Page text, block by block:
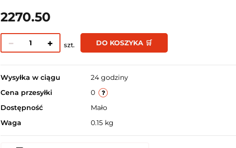
2270.50
szt. DO KOSZYKA 🛒
Wysyłka w ciągu
24 godziny
Cena przesyłki
0
Dostępność
Mało
Waga
0.15 kg